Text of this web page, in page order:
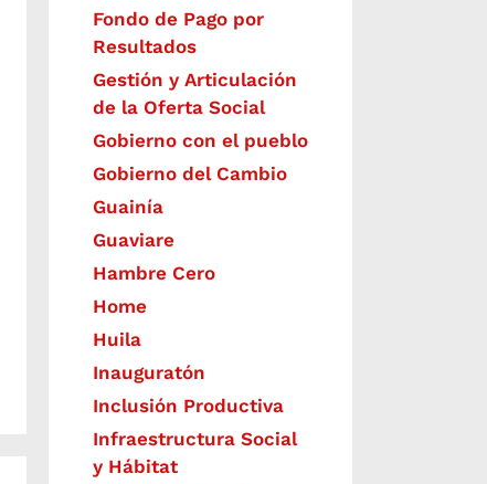
Fondo de Pago por
Resultados
Gestión y Articulación
de la Oferta Social
Gobierno con el pueblo
Gobierno del Cambio
Guainía
Guaviare
Hambre Cero
Home
Huila
Inauguratón
Inclusión Productiva
Infraestructura Social
y Hábitat